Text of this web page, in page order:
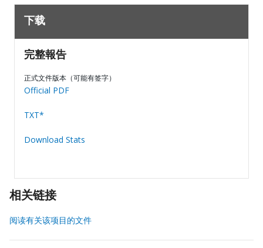
下载
完整報告
正式文件版本（可能有签字）
Official PDF
TXT*
Download Stats
相关链接
阅读有关该项目的文件